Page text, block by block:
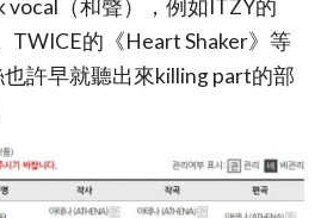
vocal（和聲），例如ITZY的
TWICE的《Heart Shaker》等
許早就聽出來killing part的部